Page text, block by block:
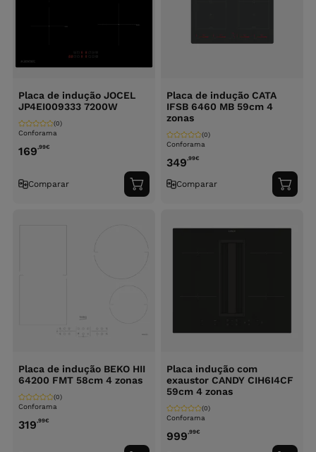
Placa de indução JOCEL
JP4EI009333 7200W
Conforama
(0)
169,99€
Comparar
Adicionar
ao
Placa de indução CATA
IFSB 6460 MB 59cm 4
zonas
Conforama
(0)
349,99€
Comparar
ao
Placa de indução BEKO HII
64200 FMT 58cm 4 zonas
Conforama
(0)
319,99€
Placa indução com
exaustor CANDY CIH6I4CF
59cm 4 zonas
Conforama
(0)
999,99€